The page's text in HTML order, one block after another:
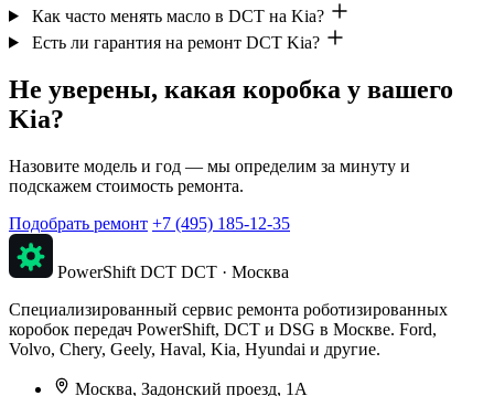
Как часто менять масло в DCT на Kia?
Есть ли гарантия на ремонт DCT Kia?
Не уверены, какая коробка у вашего
Kia?
Назовите модель и год — мы определим за минуту и
подскажем стоимость ремонта.
Подобрать ремонт +7 (495) 185-12-35
PowerShift DCT DCT · Москва
Специализированный сервис ремонта роботизированных
коробок передач PowerShift, DCT и DSG в Москве. Ford,
Volvo, Chery, Geely, Haval, Kia, Hyundai и другие.
Москва, Задонский проезд, 1А